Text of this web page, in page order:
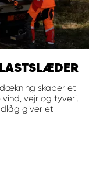
skaber et
vejr og tyveri.
giver et